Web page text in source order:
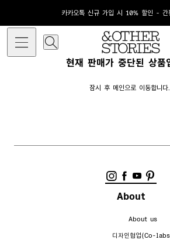
카카오톡 신규 가입 시 10% 할인 - 간
현재 판매가 중단된 상품
잠시 후 메인으로 이동합니다…
About
About us
디자인협업(Co-